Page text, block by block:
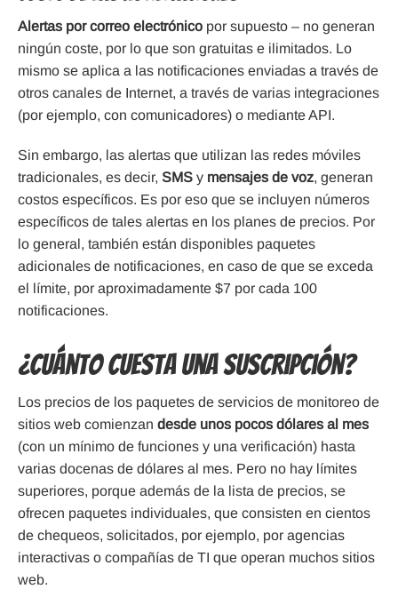
Alertas por correo electrónico por supuesto – no generan
ningún coste, por lo que son gratuitas e ilimitados. Lo
mismo se aplica a las notificaciones enviadas a través de
otros canales de Internet, a través de varias integraciones
(por ejemplo, con comunicadores) o mediante API.
Sin embargo, las alertas que utilizan las redes móviles
tradicionales, es decir, SMS y mensajes de voz, generan
costos específicos. Es por eso que se incluyen números
específicos de tales alertas en los planes de precios. Por
lo general, también están disponibles paquetes
adicionales de notificaciones, en caso de que se exceda
el límite, por aproximadamente $7 por cada 100
notificaciones.
¿Cuánto cuesta una suscripción?
Los precios de los paquetes de servicios de monitoreo de
sitios web comienzan desde unos pocos dólares al mes
(con un mínimo de funciones y una verificación) hasta
varias docenas de dólares al mes. Pero no hay límites
superiores, porque además de la lista de precios, se
ofrecen paquetes individuales, que consisten en cientos
de chequeos, solicitados, por ejemplo, por agencias
interactivas o compañías de TI que operan muchos sitios
web.